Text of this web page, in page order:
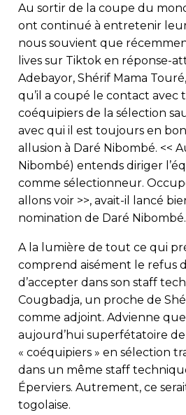
Au sortir de la coupe du
ont continué à entretenir leur
nous souvient que
lives sur Tiktok en réponse-
Adebayor, Shérif Mama
qu’il a coupé le contact avec
coéquipiers de la sélection
avec qui il est toujours en
allusion à Daré Nibombé. <<
Nibombé) entends diriger
comme sélectionneur.
allons voir >>, avait-il lancé
nomination de Daré Nibombé.
A la lumière de tout ce qui
comprend aisément le refus
d’accepter dans son staff
Cougbadja, un proche de
comme adjoint. Advienne
aujourd’hui superfétatoire de
« coéquipiers » en sélection
dans un même staff
Éperviers. Autrement, ce
togolaise.